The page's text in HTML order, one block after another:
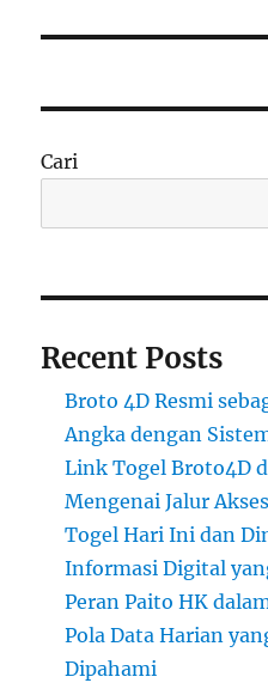
Cari
Recent Posts
Broto 4D Resmi
Angka dengan
Link Togel Broto4D
Mengenai Jalur
Togel Hari Ini dan
Informasi Digital
Peran Paito HK
Pola Data Harian
Dipahami